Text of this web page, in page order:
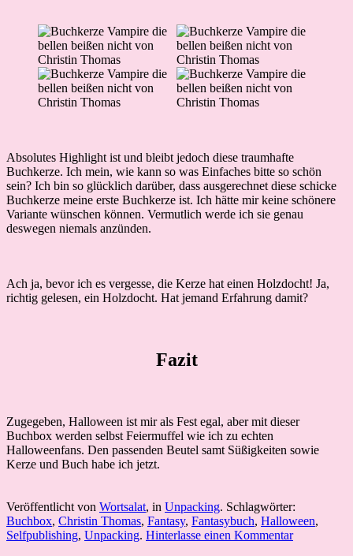
Absolutes Highlight ist und bleibt jedoch diese traumhafte
Buchkerze. Ich mein, wie kann so was Einfaches bitte so schön
sein? Ich bin so glücklich darüber, dass ausgerechnet diese schicke
Buchkerze meine erste Buchkerze ist. Ich hätte mir keine schönere
Variante wünschen können. Vermutlich werde ich sie genau
deswegen niemals anzünden.
Ach ja, bevor ich es vergesse, die Kerze hat einen Holzdocht! Ja,
richtig gelesen, ein Holzdocht. Hat jemand Erfahrung damit?
Fazit
Zugegeben, Halloween ist mir als Fest egal, aber mit dieser
Buchbox werden selbst Feiermuffel wie ich zu echten
Halloweenfans. Den passenden Beutel samt Süßigkeiten sowie
Kerze und Buch habe ich jetzt.
Veröffentlicht von Wortsalat, in Unpacking. Schlagwörter:
Buchbox, Christin Thomas, Fantasy, Fantasybuch, Halloween,
Selfpublishing, Unpacking. Hinterlasse einen Kommentar